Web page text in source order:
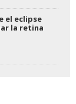
el eclipse
la retina